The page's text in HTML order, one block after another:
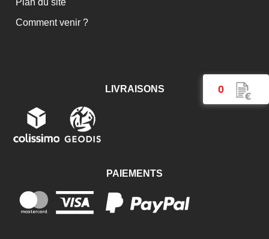
0
Plan du site
Comment venir ?
LIVRAISONS
PAIEMENTS